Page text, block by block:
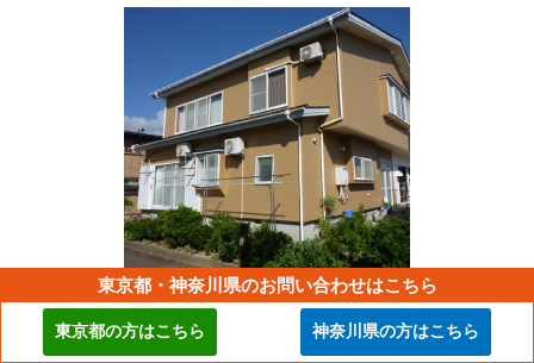
外壁張替工事は既存の外壁材を剥がしガルバリウム鋼板で
張り替えていく工事です。
既存の外壁材が著しく劣化し剥
東京都・神奈川県のお問い合わせはこちら
東京都の方はこちら 神奈川県の方はこちら